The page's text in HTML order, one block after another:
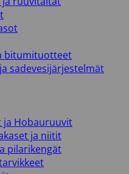
bitumituotteet
sadevesijärjestelmät
ja Hobauruuvit
ja niitit
pilarikengät